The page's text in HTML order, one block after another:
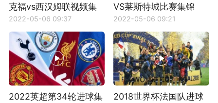
克福vs西汉姆联视频集
锦
2022-05-06 09:37
VS莱斯特城比赛集锦
2022-05-06 09:21
2022英超第34轮进球集
2018世界杯法国队进球